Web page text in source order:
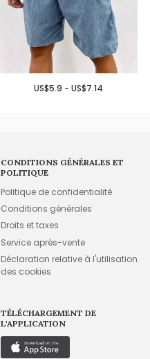
US$5.9 - US$7.14
CONDITIONS GÉNÉRALES ET
POLITIQUE
Politique de confidentialité
Conditions générales
Droits et taxes
Service après-vente
Déclaration relative à l'utilisation
des cookies
TÉLÉCHARGEMENT DE
L'APPLICATION